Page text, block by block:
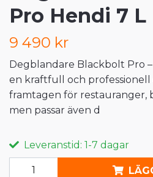
Pro Hendi 7 L
9 490 kr
Degblandare Blackbolt Pro
en kraftfull och
framtagen för restauranger,
men passar även d
Leveranstid: 1-7 dagar